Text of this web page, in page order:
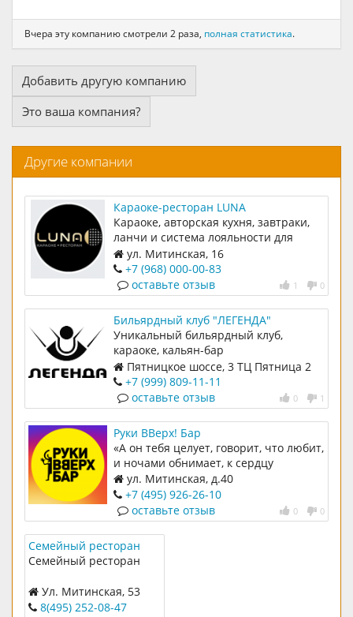
Вчера эту компанию смотрели 2 раза, полная статистика.
Добавить другую компанию
Это ваша компания?
Другие компании
Караоке-ресторан LUNA
Караоке, авторская кухня, завтраки,
ланчи и система лояльности для
наших гостей
ул. Митинская, 16
+7 (968) 000-00-83
1 0
оставьте отзыв
Бильярдный клуб "ЛЕГЕНДА"
Уникальный бильярдный клуб,
караоке, кальян-бар
Пятницкое шоссе, 3 ТЦ Пятница 2
этаж+7 (999) 809-11-11
0 1
оставьте отзыв
Руки ВВерх! Бар
«А он тебя целует, говорит, что любит,
и ночами обнимает, к сердцу
прижимает…» — что, знакомая
мелодия, охватила ностальгия? Певец
Сергей Жуков открыл бар, клуб,
ресторан и машину времени сразу.
ул. Митинская, д.40
+7 (495) 926-26-10
0 0
оставьте отзыв
Семейный ресторан
"Домашний компот"
Семейный ресторан
Ул. Митинская, 53
8(495) 252-08-47